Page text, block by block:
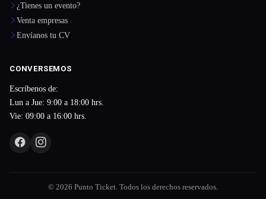
¿Tienes un evento?
Venta empresas
Envíanos tu CV
CONVERSEMOS
Escríbenos de:
Lun a Jue: 9:00 a 18:00 hrs.
Vie: 09:00 a 16:00 hrs.
© 2026 Punto Ticket. Todos los derechos reservados.